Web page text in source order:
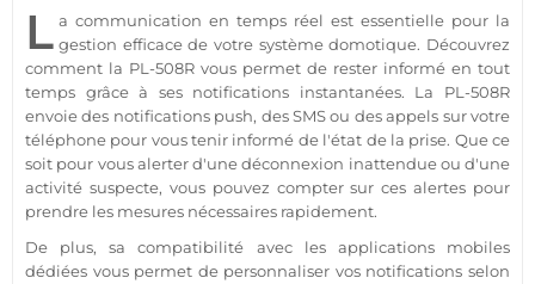
L a communication en temps réel est essentielle pour la
gestion efficace de votre système domotique. Découvrez
comment la PL-508R vous permet de rester informé en tout
temps grâce à ses notifications instantanées. La PL-508R
envoie des notifications push, des SMS ou des appels sur votre
téléphone pour vous tenir informé de l'état de la prise. Que ce
soit pour vous alerter d'une déconnexion inattendue ou d'une
activité suspecte, vous pouvez compter sur ces alertes pour
prendre les mesures nécessaires rapidement.
De plus, sa compatibilité avec les applications mobiles
dédiées vous permet de personnaliser vos notifications selon